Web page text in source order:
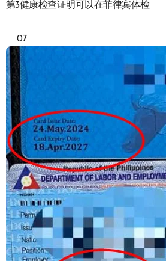
第3健康检查证明可以在菲律宾体检
07